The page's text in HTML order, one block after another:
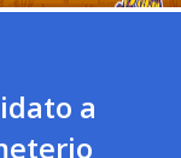
a